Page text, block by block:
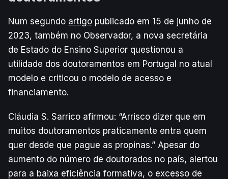
Num segundo artigo publicado em 15 de junho de
2023, também no Observador, a nova secretária
de Estado do Ensino Superior questionou a
utilidade dos doutoramentos em Portugal no atual
modelo e criticou o modelo de acesso e
financiamento.
Cláudia S. Sarrico afirmou: “Arrisco dizer que em
muitos doutoramentos praticamente entra quem
quer desde que pague as propinas.” Apesar do
aumento do número de doutorados no país, alertou
para a baixa eficiência formativa, o excesso de